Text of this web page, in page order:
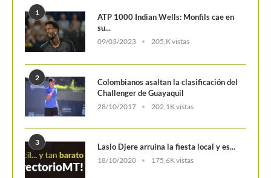
1
ATP 1000 Indian Wells: Monfils cae en
su...
09/03/2023 205,K vistas
2
Colombianos asaltan la clasificación del
Challenger de Guayaquil
28/10/2017 202,1K vistas
3 Laslo Djere arruina la fiesta local y es...
18/10/2020 175,6K vistas